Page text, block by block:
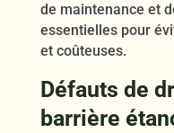
de maintenance et
essentielles pour
et coûteuses.
Défauts de
barrière